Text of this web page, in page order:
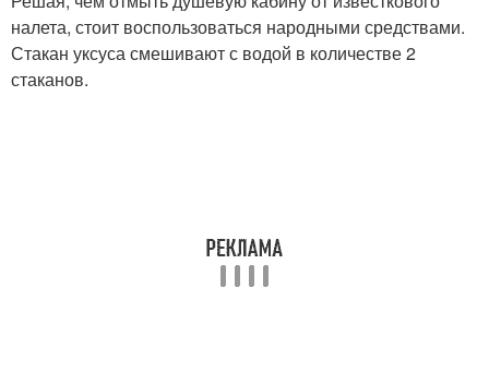
налета, стоит воспользоваться народными средствами.
Стакан уксуса смешивают с водой в количестве 2
стаканов.